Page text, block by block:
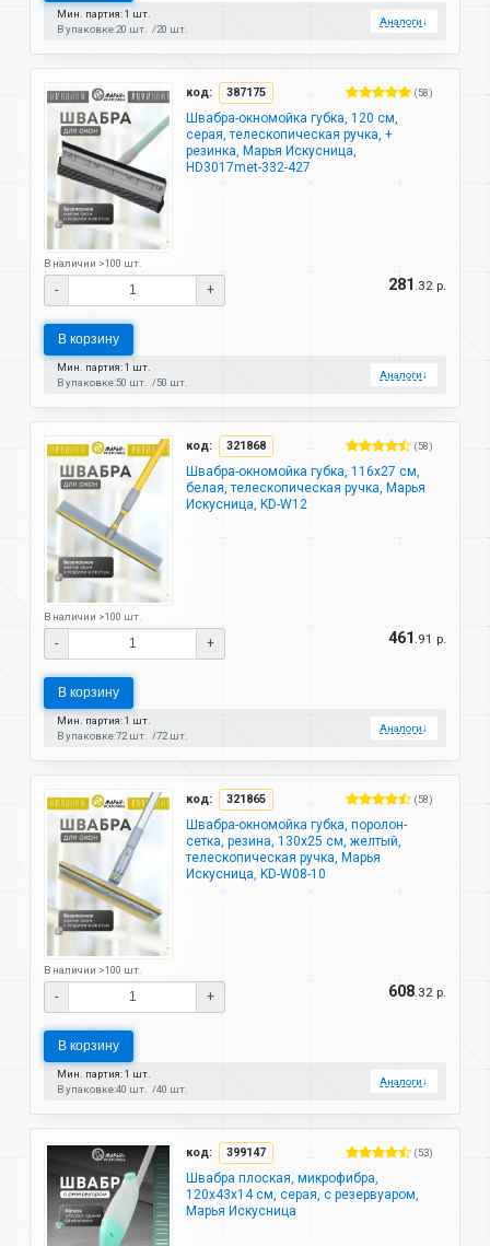
Мин. партия: 1 шт.
В упаковке:20 шт. 20 шт.
Аналоги↓
код: 387175 (58)
Швабра-окномойка губка, 120 см,
серая, телескопическая ручка, +
резинка, Марья Искусница,
HD3017met-332-427
В наличии >100 шт.
- + 281 .32 р.
В корзину
Мин. партия: 1 шт.
В упаковке:50 шт. 50 шт.
Аналоги↓
код: 321868 (58)
Швабра-окномойка губка, 116х27 см,
белая, телескопическая ручка, Марья
Искусница, KD-W12
В наличии >100 шт.
- + 461 .91 р.
В корзину
Мин. партия: 1 шт.
В упаковке:72 шт. 72 шт.
Аналоги↓
код: 321865 (58)
Швабра-окномойка губка, поролон-
сетка, резина, 130х25 см, желтый,
телескопическая ручка, Марья
Искусница, KD-W08-10
В наличии >100 шт.
- + 608.32 р.
В корзину
Мин. партия: 1 шт.
В упаковке:40 шт. 40 шт.
Аналоги↓
код: 399147 (53)
Швабра плоская, микрофибра,
120х43х14 см, серая, с резервуаром,
Марья Искусница